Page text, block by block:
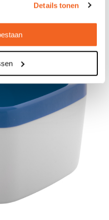
Details tonen